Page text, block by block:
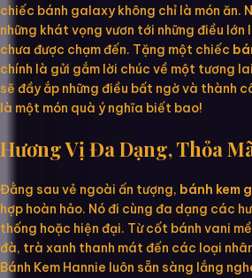
chiếc bánh galaxy không chỉ là món ăn.
những khát vọng vươn tới những điều lớn
chưa được chạm đến. Tặng một chiếc
chính là gửi gắm lời chúc về một tương
sẽ đầy ắp những điều bất ngờ và thành
là một món quà ý nghĩa biết bao!
Hương Vị Đa Dạng, Thỏa
Đằng sau vẻ ngoài ấn tượng, bánh kem
hợp hoàn hảo. Nó đi cùng đa dạng các
thống hoặc hiện đại. Từ cốt bánh vani
đà, trà xanh thanh mát đến các loại
Bánh Kem Hannie luôn sẵn sàng lắng